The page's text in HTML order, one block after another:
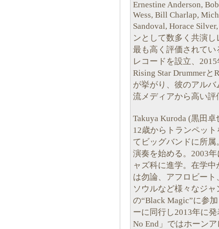
Ernestine Anderson,
Wess, Bill Charlap,
Sandoval, Horace
ンとして数多く共演
最も高く評価されてい
レコードを設立、
Rising Star Drummerと
が挙がり、彼のアル
流メディアから高い
Takuya Kuroda (黒田卓
12歳からトランペッ
てビッグバンドに所
演奏を始める。2003
ャズ科に進学。在学
は勿論、アフロビー
ソウルなど様々なジャ
の“Black Magic”に参
ーに同行し2013年に
No End」ではホーン